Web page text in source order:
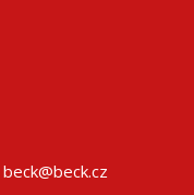
beck@beck.cz